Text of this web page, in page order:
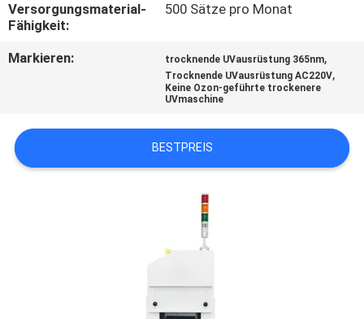
IN
VERBINDUNG
FORDERN
Versorgungsmaterial-
Fähigkeit:
500 Sätze pro Monat
Markieren: trocknende UVausrüstung 365nm,
Trocknende UVausrüstung AC220V,
Keine Ozon-geführte trockenere
UVmaschine
BESTPREIS